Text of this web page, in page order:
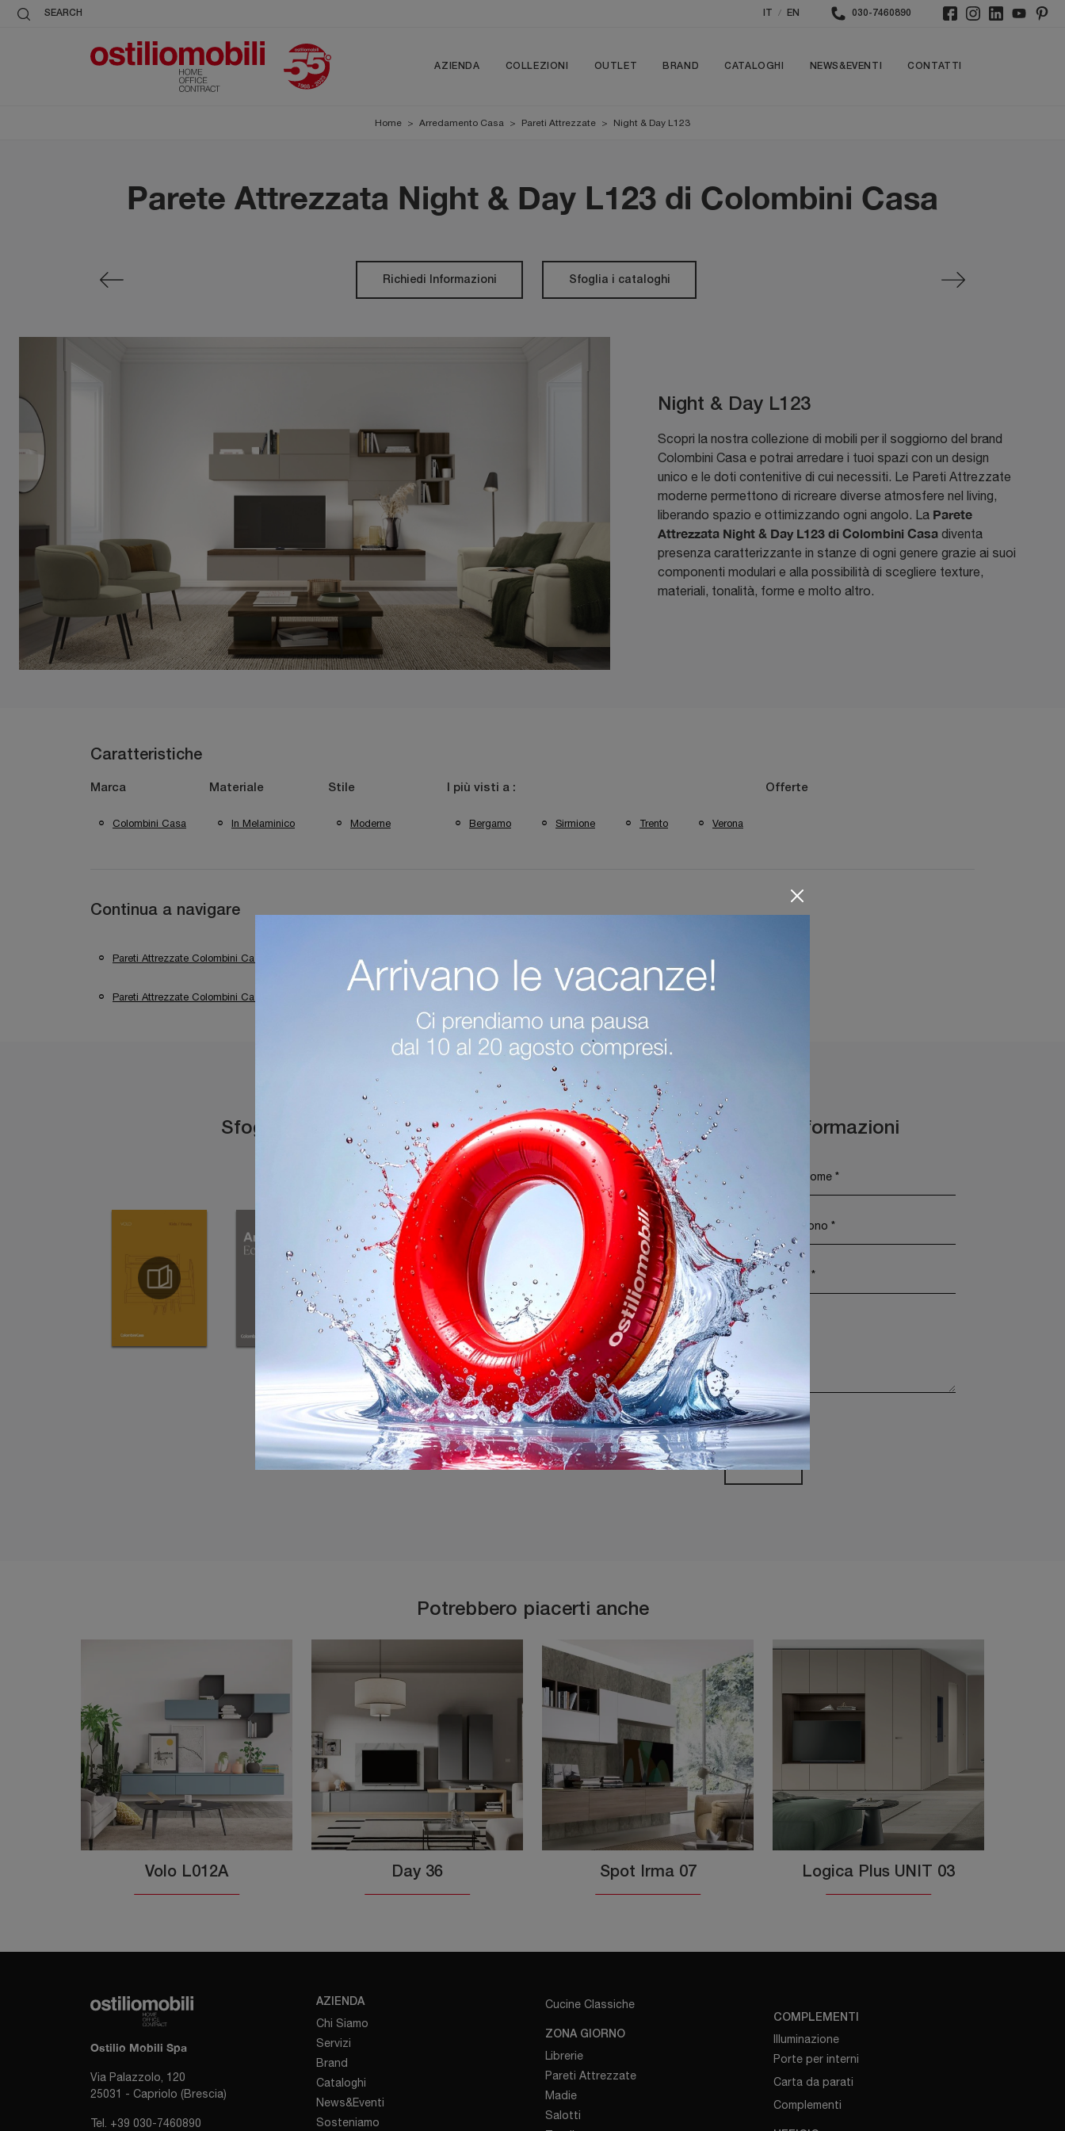
SEARCH / EN 030-7460890
AZIENDA COLLEZIONI OUTLET BRAND CATALOGHI NEWS&EVENTI CONTATTI
Home > Arredamento Casa > Pareti Attrezzate > Night & Day L123
Parete Attrezzata Night & Day L123 di Colombini Casa
Richiedi Informazioni Sfoglia i cataloghi
Night & Day L123
Scopri la nostra collezione di mobili per il soggiorno del brand
Colombini Casa e potrai arredare i tuoi spazi con un design
unico e le doti contenitive di cui necessiti. Le Pareti Attrezzate
moderne permettono di ricreare diverse atmosfere nel living,
liberando spazio e ottimizzando ogni angolo. La Parete
Attrezzata Night & Day L123 di Colombini Casa diventa
presenza caratterizzante in stanze di ogni genere grazie ai suoi
componenti modulari e alla possibilità di scegliere texture,
materiali, tonalità, forme e molto altro.
Caratteristiche
Marca
Colombini Casa
Materiale
In Melaminico
Stile
Moderne
I più visti a :
Bergamo Sirmione Trento Verona
Offerte
Continua a navigare
Pareti Attrezzate Colombini Casa Verona Pareti Attrezzate Colombini Casa Trento Pareti Attrezzate Colombini Casa Bergamo
Pareti Attrezzate Colombini Casa Sirmione
Sfoglia i cataloghi Richiedi Maggiori Informazioni
Ho preso visione dellaPrivacy Policy
Invia
Potrebbero piacerti anche
Volo L012A Day 36 Spot Irma 07 Logica Plus UNIT 03
Ostilio Mobili Spa
Via Palazzolo, 120
25031 - Capriolo (Brescia)
Tel. +39 030-7460890
AZIENDA
Chi Siamo
Servizi
Brand
Cataloghi
News&Eventi
Sosteniamo
Cucine Classiche
ZONA GIORNO
Librerie
Pareti Attrezzate
Madie
Salotti
COMPLEMENTI
Illuminazione
Porte per interni
Carta da parati
Complementi